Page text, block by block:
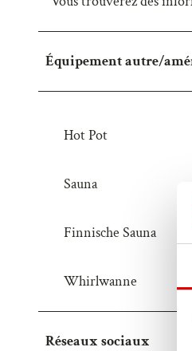
Équipement autre/
Hot Pot
Sauna
Finnische Sauna
Whirlwanne
Réseaux sociaux